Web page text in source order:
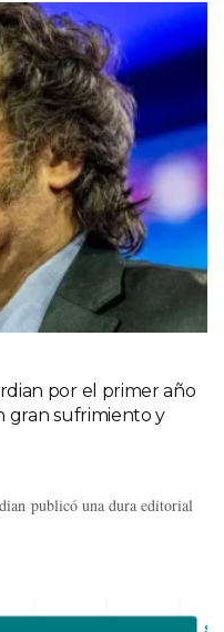
por el primer año
gran sufrimiento y
publicó una dura editorial